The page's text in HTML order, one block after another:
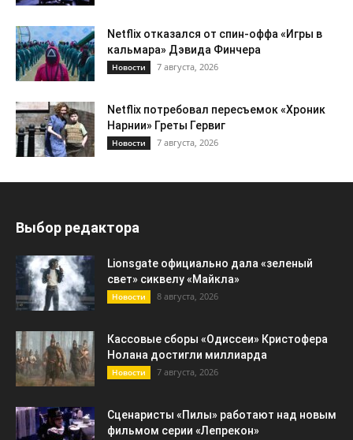
Netflix отказался от спин-оффа «Игры в
кальмара» Дэвида Финчера
Новости 7 августа, 2026
Netflix потребовал пересъемок «Хроник
Нарнии» Греты Гервиг
Новости 7 августа, 2026
Выбор редактора
Lionsgate официально дала «зеленый
свет» сиквелу «Майкла»
Новости 8 августа, 2026
Кассовые сборы «Одиссеи» Кристофера
Нолана достигли миллиарда
Новости 7 августа, 2026
Сценаристы «Пилы» работают над новым
фильмом серии «Лепрекон»